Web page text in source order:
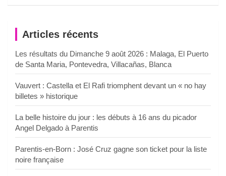
Articles récents
Les résultats du Dimanche 9 août 2026 : Malaga, El Puerto
de Santa Maria, Pontevedra, Villacañas, Blanca
Vauvert : Castella et El Rafi triomphent devant un « no hay
billetes » historique
La belle histoire du jour : les débuts à 16 ans du picador
Angel Delgado à Parentis
Parentis-en-Born : José Cruz gagne son ticket pour la liste
noire française